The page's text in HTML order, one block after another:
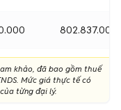
802.837.000
khảo, đã bao gồm thuế
Mức giá thực tế có
từng đại lý.